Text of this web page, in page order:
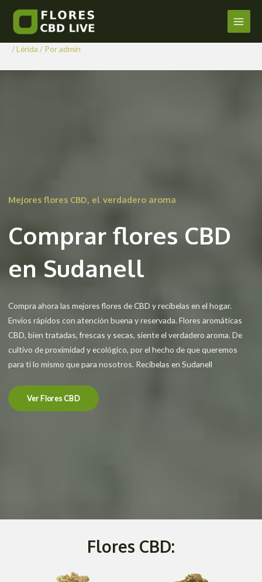
contenido
Main
Comprar Flores CBD en
Sudanell
/Lérida / Poradmin
Mejores flores CBD, el verdadero aroma
Comprar flores CBD
en Sudanell
Compra ahora las mejores flores de CBD y recíbelas en el hogar.
Envíos rápidos con atención buena y reservada. Flores aromáticas
CBD, bien tratadas, frescas y secas, siente el verdadero aroma. De
cultivo de proximidad y ecológico, por el hecho de que queremos
para ti lo mismo que para nosotros. Recíbelas en Sudanell
Ver Flores CBD
Flores CBD: